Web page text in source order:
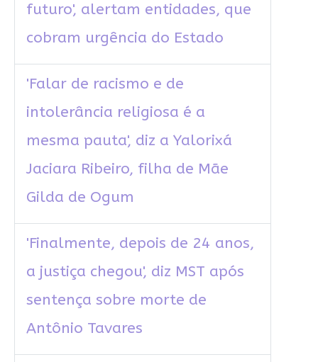
futuro', alertam entidades, que
cobram urgência do Estado
'Falar de racismo e de
intolerância religiosa é a
mesma pauta', diz a Yalorixá
Jaciara Ribeiro, filha de Mãe
Gilda de Ogum
'Finalmente, depois de 24 anos,
a justiça chegou', diz MST após
sentença sobre morte de
Antônio Tavares